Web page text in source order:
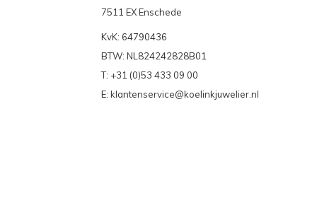
7511 EX Enschede
KvK: 64790436
BTW: NL824242828B01
T: +31 (0)53 433 09 00
E: klantenservice@koelinkjuwelier.nl